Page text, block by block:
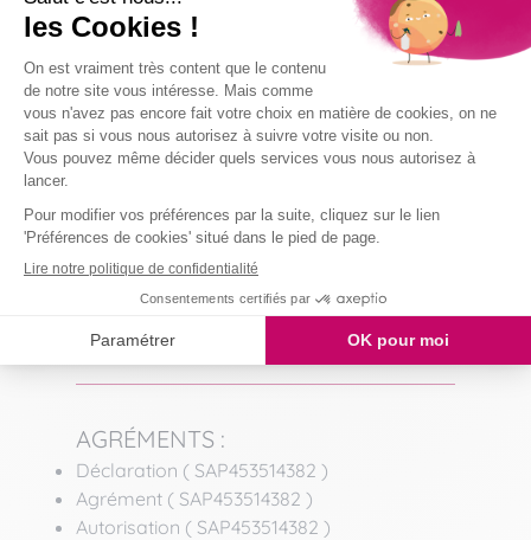
07 48 79 18 79
COLLABORATEUR(S) :
Laëtitia VETTORETTI- Assistante
07 48 79 16 13
saintchamond@domaliance.fr
MODE D'INTERVENTION :
Prestataire
AGRÉMENTS :
Déclaration ( SAP453514382 )
Agrément ( SAP453514382 )
Autorisation ( SAP453514382 )